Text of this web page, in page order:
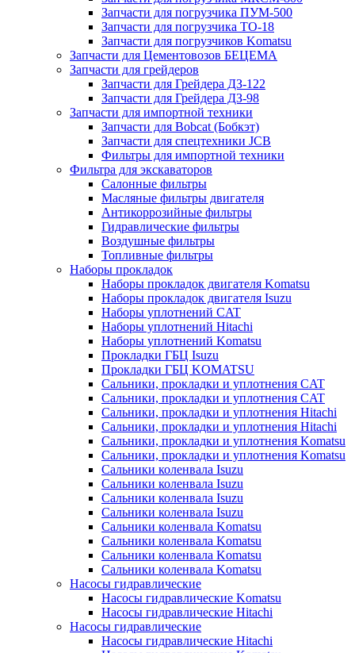
Запчасти для погрузчика ПУМ-500
Запчасти для погрузчика ТО-18
Запчасти для погрузчиков Komatsu
Запчасти для Цементовозов БЕЦЕМА
Запчасти для грейдеров
Запчасти для Грейдера ДЗ-122
Запчасти для Грейдера ДЗ-98
Запчасти для импортной техники
Запчасти для Bobcat (Бобкэт)
Запчасти для спецтехники JCB
Фильтры для импортной техники
Фильтра для экскаваторов
Салонные фильтры
Масляные фильтры двигателя
Антикоррозийные фильтры
Гидравлические фильтры
Воздушные фильтры
Топливные фильтры
Наборы прокладок
Наборы прокладок двигателя Komatsu
Наборы прокладок двигателя Isuzu
Наборы уплотнений CAT
Наборы уплотнений Hitachi
Наборы уплотнений Komatsu
Прокладки ГБЦ Isuzu
Прокладки ГБЦ KOMATSU
Сальники, прокладки и уплотнения CAT
Сальники, прокладки и уплотнения CAT
Сальники, прокладки и уплотнения Hitachi
Сальники, прокладки и уплотнения Hitachi
Сальники, прокладки и уплотнения Komatsu
Сальники, прокладки и уплотнения Komatsu
Сальники коленвала Isuzu
Сальники коленвала Isuzu
Сальники коленвала Isuzu
Сальники коленвала Isuzu
Сальники коленвала Komatsu
Сальники коленвала Komatsu
Сальники коленвала Komatsu
Сальники коленвала Komatsu
Насосы гидравлические
Насосы гидравлические Komatsu
Насосы гидравлические Hitachi
Насосы гидравлические
Насосы гидравлические Hitachi